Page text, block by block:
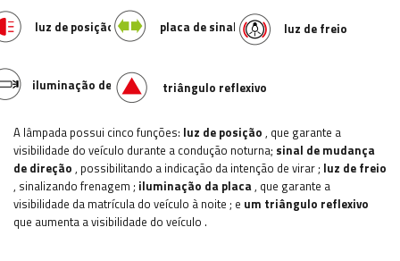
luz de posição
iluminação de placa
placa de sinalização
triângulo reflexivo
luz de freio
A lâmpada possui cinco funções: luz de posição , que garante a
visibilidade do veículo durante a condução noturna; sinal de mudança
de direção , possibilitando a indicação da intenção de virar; luz de freio
, sinalizando frenagem ; iluminação da placa, que garante a
visibilidade da matrícula do veículo à noite ; e um triângulo reflexivo
que aumenta a visibilidade do veículo .